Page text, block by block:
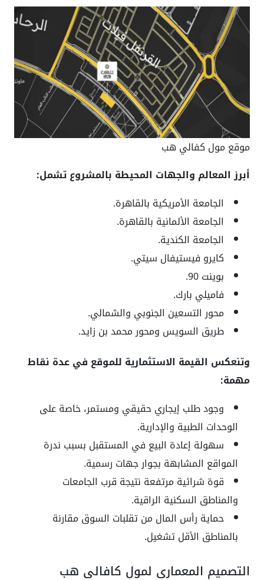
موقع مول كفالي هب
أبرز المعالم والجهات المحيطة بالمشروع تشمل:
الجامعة الأمريكية بالقاهرة.
الجامعة الألمانية بالقاهرة.
الجامعة الكندية.
كايرو فيستيفال سيتي.
بوينت 90.
فاميلي بارك.
محور التسعين الجنوبي والشمالي.
طريق السويس ومحور محمد بن زايد.
وتنعكس القيمة الاستثمارية للموقع في عدة نقاط
مهمة:
وجود طلب إيجاري حقيقي ومستمر، خاصة على
الوحدات الطبية والإدارية.
سهولة إعادة البيع في المستقبل بسبب ندرة
المواقع المشابهة بجوار جهات رسمية.
قوة شرائية مرتفعة نتيجة قرب الجامعات
والمناطق السكنية الراقية.
حماية رأس المال من تقلبات السوق مقارنة
بالمناطق الأقل تشغيل.
التصميم المعماري لمول كافالي هب